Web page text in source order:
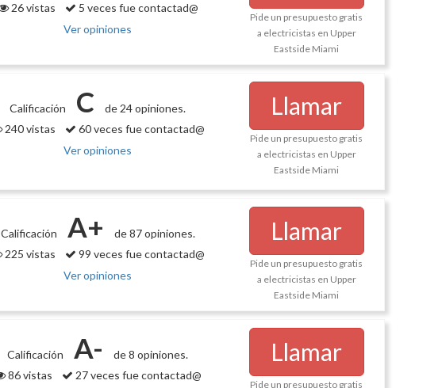
26 vistas
5 veces fue contactad@
Ver opiniones
Pide un presupuesto gratis
a electricistas en Upper
Eastside Miami
Calificación C
de 24 opiniones.
240 vistas
60 veces fue contactad@
Ver opiniones
Llamar
Pide un presupuesto gratis
a electricistas en Upper
Eastside Miami
Calificación A+
de 87 opiniones.
225 vistas
99 veces fue contactad@
Ver opiniones
Llamar
Pide un presupuesto gratis
a electricistas en Upper
Eastside Miami
Calificación A-
de 8 opiniones.
86 vistas
27 veces fue contactad@
Llamar
Pide un presupuesto gratis